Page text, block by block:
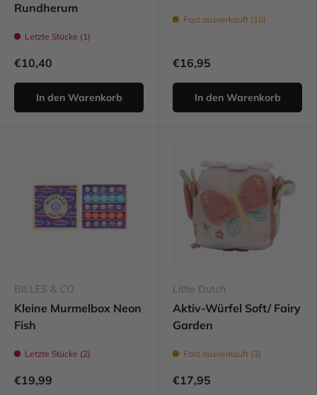
Rundherum
Letzte Stücke (1)
€10,40
In den Warenkorb
Fast ausverkauft (10)
€16,95
In den Warenkorb
BILLES & CO
Kleine Murmelbox Neon
Fish
Letzte Stücke (2)
€19,99
Little Dutch
Aktiv-Würfel Soft/ Fairy
Garden
Fast ausverkauft (3)
€17,95